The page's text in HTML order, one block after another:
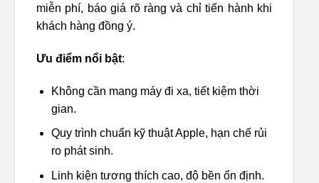
miễn phí, báo giá rõ ràng và chỉ tiến hành khi
khách hàng đồng ý.
Ưu điểm nổi bật:
Không cần mang máy đi xa, tiết kiệm thời
gian.
Quy trình chuẩn kỹ thuật Apple, hạn chế rủi
ro phát sinh.
Linh kiện tương thích cao, độ bền ổn định.